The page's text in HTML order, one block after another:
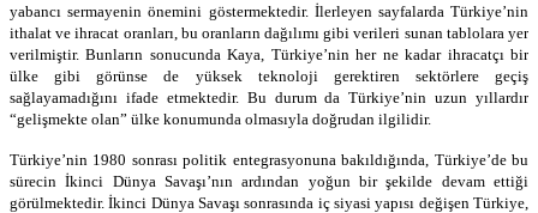
yabancı sermayenin önemini göstermektedir. İlerleyen sayfalarda Türkiye’nin
ithalat ve ihracat oranları, bu oranların dağılımı gibi verileri sunan tablolara yer
verilmiştir. Bunların sonucunda Kaya, Türkiye’nin her ne kadar ihracatçı bir
ülke gibi görünse de yüksek teknoloji gerektiren sektörlere geçiş
sağlayamadığını ifade etmektedir. Bu durum da Türkiye’nin uzun yıllardır
“gelişmekte olan” ülke konumunda olmasıyla doğrudan ilgilidir.
Türkiye’nin 1980 sonrası politik entegrasyonuna bakıldığında, Türkiye’de bu
sürecin İkinci Dünya Savaşı’nın ardından yoğun bir şekilde devam ettiği
görülmektedir. İkinci Dünya Savaşı sonrasında iç siyasi yapısı değişen Türkiye,